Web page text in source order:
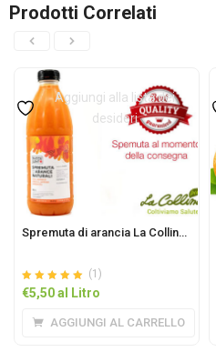
Prodotti Correlati
Aggiungi alla lista dei
desideri
Spremuta di arancia La Collina 1L
Valutato
5.00
su 5
(1)
€5,50al Litro
AGGIUNGI AL CARRELLO